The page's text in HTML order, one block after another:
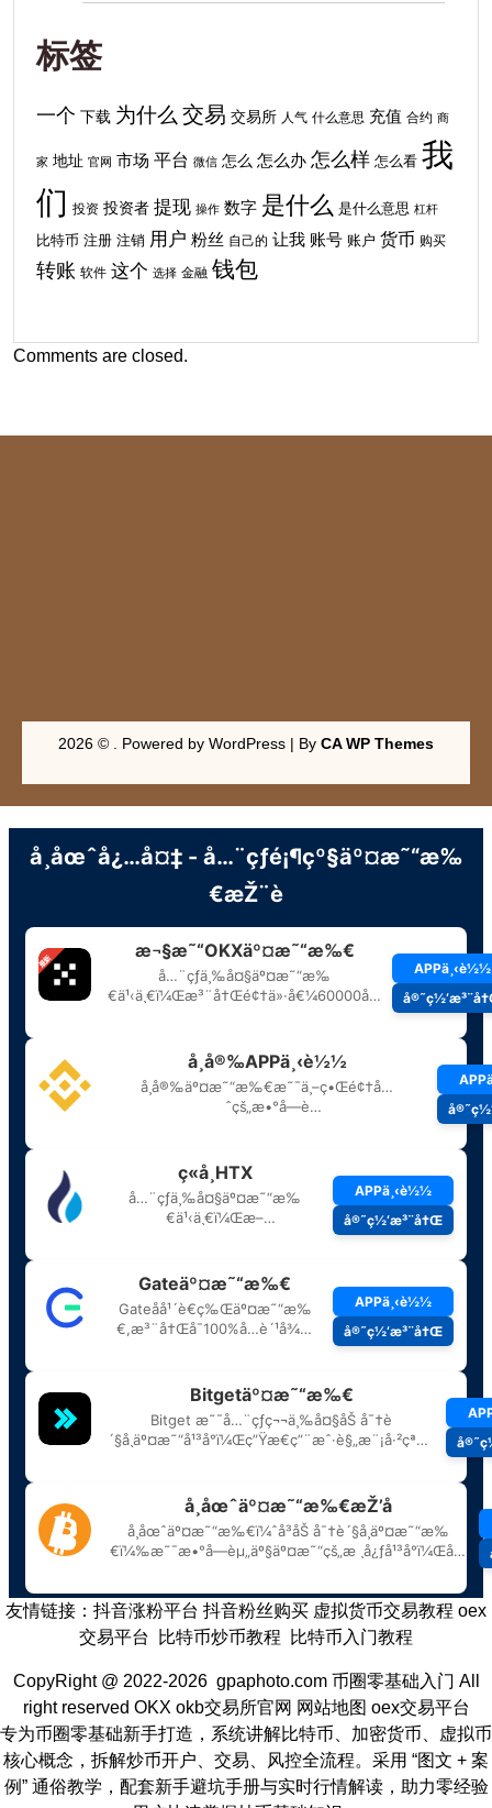
标签
一个 下载 为什么 交易 交易所 人气 什么意思 充值 合约 商
家 地址 官网 市场 平台 微信 怎么 怎么办 怎么样 怎么看 我
们 投资 投资者 提现 操作 数字 是什么 是什么意思 杠杆
比特币 注册 注销 用户 粉丝 自己的 让我 账号 账户 货币 购买
转账 软件 这个 选择 金融 钱包
Comments are closed.
2026 © . Powered by WordPress | By CA WP Themes
友情链接： 抖音涨粉平台 抖音粉丝购买 虚拟货币交易教程 oex
交易平台
比特币炒币教程 比特币入门教程
CopyRight @ 2022-2026 gpaphoto.com 币圈零基础入门 All
right reserved OKX okb交易所官网 网站地图 oex交易平台
专为币圈零基础新手打造，系统讲解比特币、加密货币、虚拟币
核心概念，拆解炒币开户、交易、风控全流程。采用 “图文 + 案
例” 通俗教学，配套新手避坑手册与实时行情解读，助力零经验